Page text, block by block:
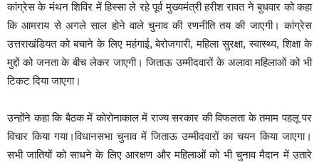
कांग्रेस के मंथन शिविर में हिस्सा ले रहे पूर्व मुख्यमंत्री हरीश रावत ने बुधवार को कहा
कि आमराय से अगले साल होने वाले चुनाव की रणनीति तय की जाएगी। कांग्रेस
उत्तराखंडियत को बचाने के लिए महंगाई, बेरोजगारी, महिला सुरक्षा, स्वास्थ्य, शिक्षा के
मुद्दों को जनता के बीच लेकर जाएगी। जिताऊ उम्मीदवारों के अलावा महिलाओं को भी
टिकट दिया जाएगा।
उन्होंने कहा कि बैठक में कोरोनाकाल में राज्य सरकार की विफलता के तमाम पहलू पर
विचार किया गया।विधानसभा चुनाव में जिताऊ उम्मीदवारों का चयन किया जाएगा।
सभी जातियों को साधने के लिए आरक्षण और महिलाओं को भी चुनाव मैदान में उतारे